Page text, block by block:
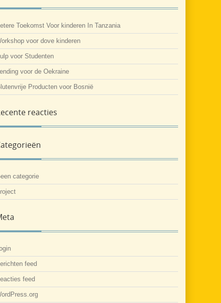
Toekomst Voor kinderen In Tanzania
voor dove kinderen
voor Studenten
voor de Oekraine
Producten voor Bosnië
reacties
categorie
feed
feed